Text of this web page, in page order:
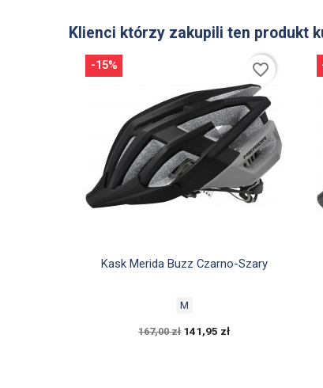
Klienci którzy zakupili ten produkt
Szybki podgląd
Kask Merida Buzz Czarno-Szary
M
167,00 zł 141,95 zł
-15% favorite_border